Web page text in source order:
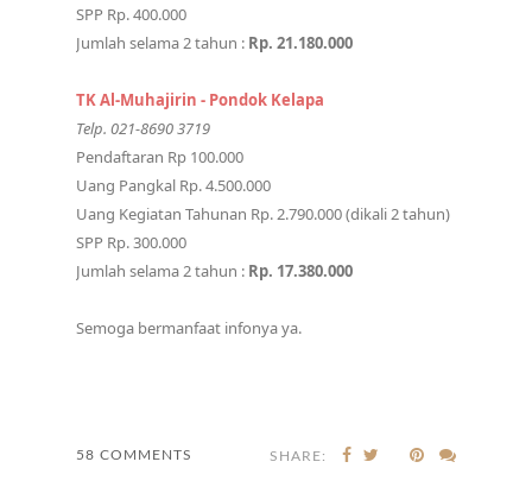
SPP Rp. 400.000
Jumlah selama 2 tahun : Rp. 21.180.000
TK Al-Muhajirin - Pondok Kelapa
Telp. 021-8690 3719
Pendaftaran Rp 100.000
Uang Pangkal Rp. 4.500.000
Uang Kegiatan Tahunan Rp. 2.790.000 (dikali 2 tahun)
SPP Rp. 300.000
Jumlah selama 2 tahun : Rp. 17.380.000
Semoga bermanfaat infonya ya.
58 COMMENTS SHARE: